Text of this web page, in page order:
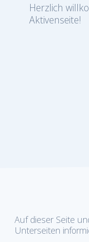
Herzlich
Aktivenseite!
und
Auf dieser Seite
Unterseiten